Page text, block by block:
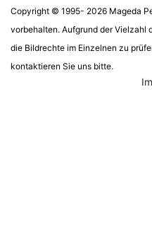
Copyright © 1995- 2026 Mageda
vorbehalten. Aufgrund der Vielzahl
die Bildrechte im Einzelnen zu
kontaktieren Sie uns bitte.